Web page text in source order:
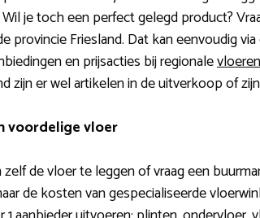
je toch een perfect gelegd product?
provincie Friesland. Dat kan eenvoudig
en prijsacties bij regionale
zijn er wel artikelen in de uitverkoop of
voordelige vloer
de vloer te leggen of vraag een
de kosten van gespecialiseerde